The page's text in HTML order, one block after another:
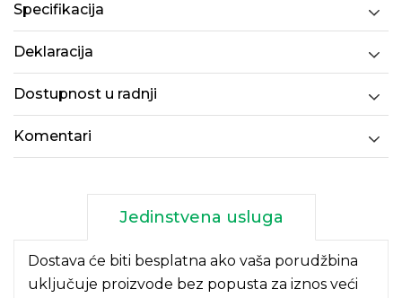
Specifikacija
Deklaracija
Dostupnost u radnji
Komentari
Jedinstvena usluga
Dostava će biti besplatna ako vaša porudžbina
uključuje proizvode bez popusta za iznos veći